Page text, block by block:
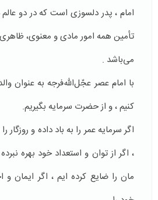
امام ، پدر دلسوزى است كه در دو عالم
تأمين همه امور مادى و معنوى،
مى‌باشد .
با امام عصر عجّل‌الله‌فرجه به عنوان
كنيم ، و از حضرت سرمايه بگيريم.
اگر سرمايه عمر را به باد داده و
، اگر از توان و استعداد خود بهره
مان را ضايع كرده ايم ، اگر ايمان